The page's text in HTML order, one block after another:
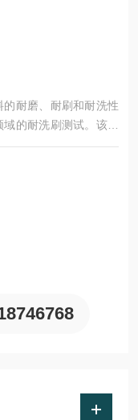
耐磨、耐刷和耐洗性
的耐洗刷测试。该仪
择、蠕动泵控制测试